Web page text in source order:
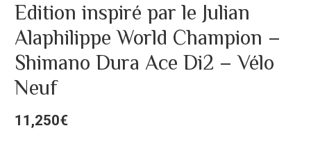
Edition inspiré par le Julian
Alaphilippe World Champion –
Shimano Dura Ace Di2 – Vélo
Neuf
11,250€